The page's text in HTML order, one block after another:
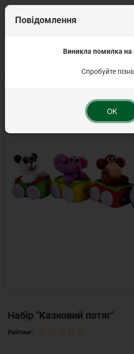
Цукрові прикраси Набори для
Набір "Казковий потяг"
Рейтинг:
Повідомлення
Виникла помилка на
Спробуйте
OK